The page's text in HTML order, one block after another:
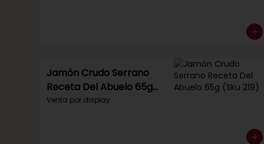
Jamón Crudo Serrano
Receta Del Abuelo 65g
(Sku 219)
Venta por display.